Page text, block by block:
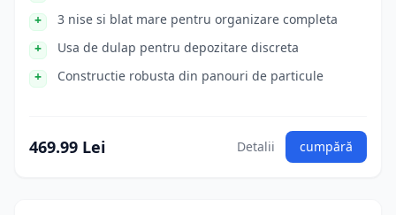
3 nise si blat mare pentru organizare completa
Usa de dulap pentru depozitare discreta
Constructie robusta din panouri de particule
469.99 Lei Detalii cumpără